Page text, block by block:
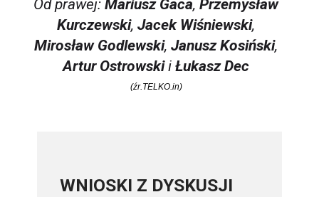
Od prawej: Mariusz Gaca, Przemysław
Kurczewski, Jacek Wiśniewski,
Mirosław Godlewski, Janusz Kosiński,
Artur Ostrowskii Łukasz Dec
(źr.TELKO.in)
WNIOSKI Z DYSKUSJI